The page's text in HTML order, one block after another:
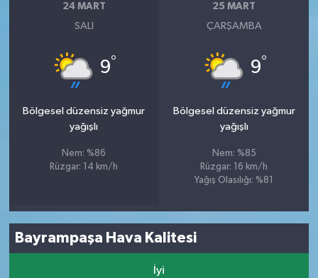
24 MART
SALI
9°
Bölgesel düzensiz yağmur
yağışlı
Nem: %86
Rüzgar: 14 km/h
25 MART
ÇARŞAMBA
9°
Bölgesel düzensiz yağmur
yağışlı
Nem: %85
Rüzgar: 16 km/h
Yağış Olasılığı: %81
Bayrampaşa Hava Kalitesi
İyi